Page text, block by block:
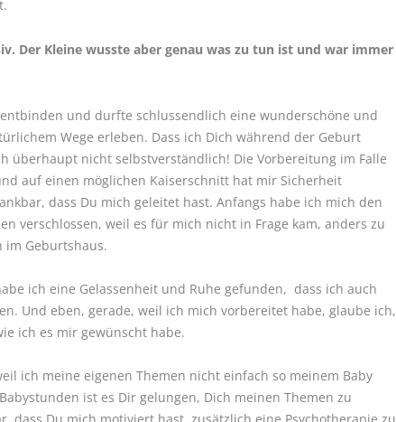
Der Kleine wusste aber genau was zu tun ist und war immer
und durfte schlussendlich eine wunderschöne und
Wege erleben. Dass ich Dich während der Geburt
überhaupt nicht selbstverständlich! Die Vorbereitung im Falle
auf einen möglichen Kaiserschnitt hat mir Sicherheit
dass Du mich geleitet hast. Anfangs habe ich mich den
verschlossen, weil es für mich nicht in Frage kam, anders zu
im Geburtshaus.
ich eine Gelassenheit und Ruhe gefunden, dass ich auch
Und eben, gerade, weil ich mich vorbereitet habe, glaube ich,
ich es mir gewünscht habe.
ich meine eigenen Themen nicht einfach so meinem Baby
ist es Dir gelungen, Dich meinen Themen zu